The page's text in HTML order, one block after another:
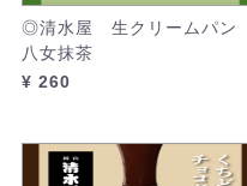
◎清水屋 生クリームパン
八女抹茶
¥ 260